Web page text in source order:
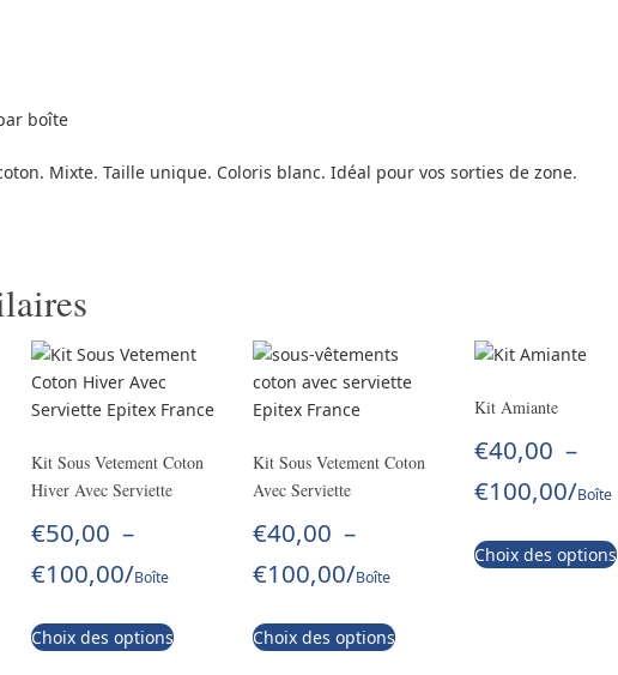
boîte
Mixte. Taille unique. Coloris blanc. Idéal pour vos sorties de zone.
Kit Sous Vetement Coton
Hiver Avec Serviette
€50,00 –
€100,00/Boîte
Choix des options
Kit Sous Vetement Coton
Avec Serviette
€40,00 –
€100,00/Boîte
Choix des options
Kit Amiante
€40,00 –
€100,00/Boîte
Choix des options